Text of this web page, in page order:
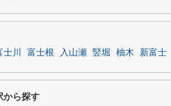
士川 富士根 入山瀬 竪堀 柚木 新富士
から探す